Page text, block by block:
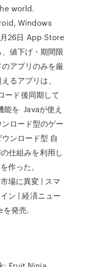
world.
Windows
26日 App Store
値下げ・期間限
アプリのみを厳
るアプリは、
ード後同期して
能を Javaが使え
ロード型のゲー
ンロード型 自
仕組みを利用し
作った。
場に異変 | スマ
ン | 経済ニュー
を発売.